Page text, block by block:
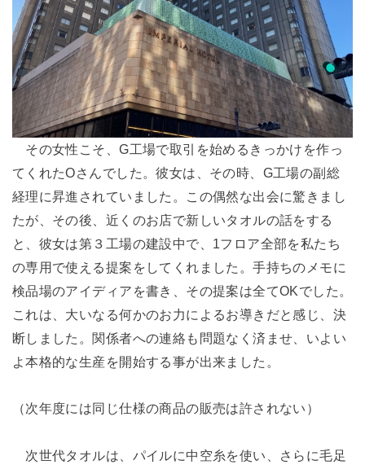
その女性こそ、G工場で取引を始めるきっかけを作っ
てくれたOさんでした。彼女は、その時、G工場の副総
経理に昇進されていました。この偶然な出会に驚きまし
たが、その後、近くのお店で新しいタオルの話をする
と、彼女は第３工場の建設中で、1フロア全部を私たち
の専用で使える提案をしてくれました。手持ちのメモに
検品場のアイディアを書き、その提案は全てOKでした。
これは、大いなる何かのお力によるお導きだと感じ、決
断しました。関係者への連絡も問題なく済ませ、いよい
よ本格的な生産を開始する事が出来ました。
（次年度には同じ仕様の商品の販売は許されない）
次世代タオルは、パイルに中空糸を使い、さらに毛足